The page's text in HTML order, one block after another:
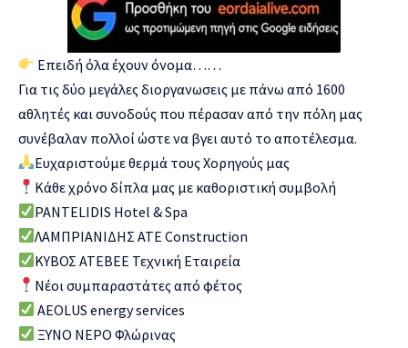
Επειδή όλα έχουν όνομα……
Για τις δύο μεγάλες διοργανωσεις με πάνω από 1600
αθλητές και συνοδούς που πέρασαν από την πόλη μας
συνέβαλαν πολλοί ώστε να βγει αυτό το αποτέλεσμα.
Ευχαριστούμε θερμά τους Χορηγούς μας
Κάθε χρόνο δίπλα μας με καθοριστική συμβολή
PANTELIDIS Hotel & Spa
ΛΑΜΠΡΙΑΝΙΔΗΣ ΑΤΕ Construction
ΚΥΒΟΣ ΑΤΕΒΕΕ Τεχνική Εταιρεία
Νέοι συμπαραστάτες από φέτος
AEOLUS energy services
ΞΥΝΟ ΝΕΡΟ Φλώρινας